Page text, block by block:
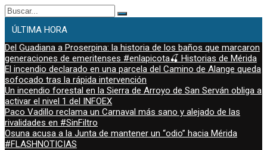
Buscar:
ÚLTIMA HORA
Del Guadiana a Proserpina: la historia de los baños que marcaron
generaciones de emeritenses #enlapicota🍒 Historias de Mérida
El incendio declarado en una parcela del Camino de Alange queda
sofocado tras la rápida intervención
Un incendio forestal en la Sierra de Arroyo de San Serván obliga a
activar el nivel 1 del INFOEX
Paco Vadillo reclama un Carnaval más sano y alejado de las
rivalidades en #SinFiltro
Osuna acusa a la Junta de mantener un “odio” hacia Mérida
#FLASHNOTICIAS